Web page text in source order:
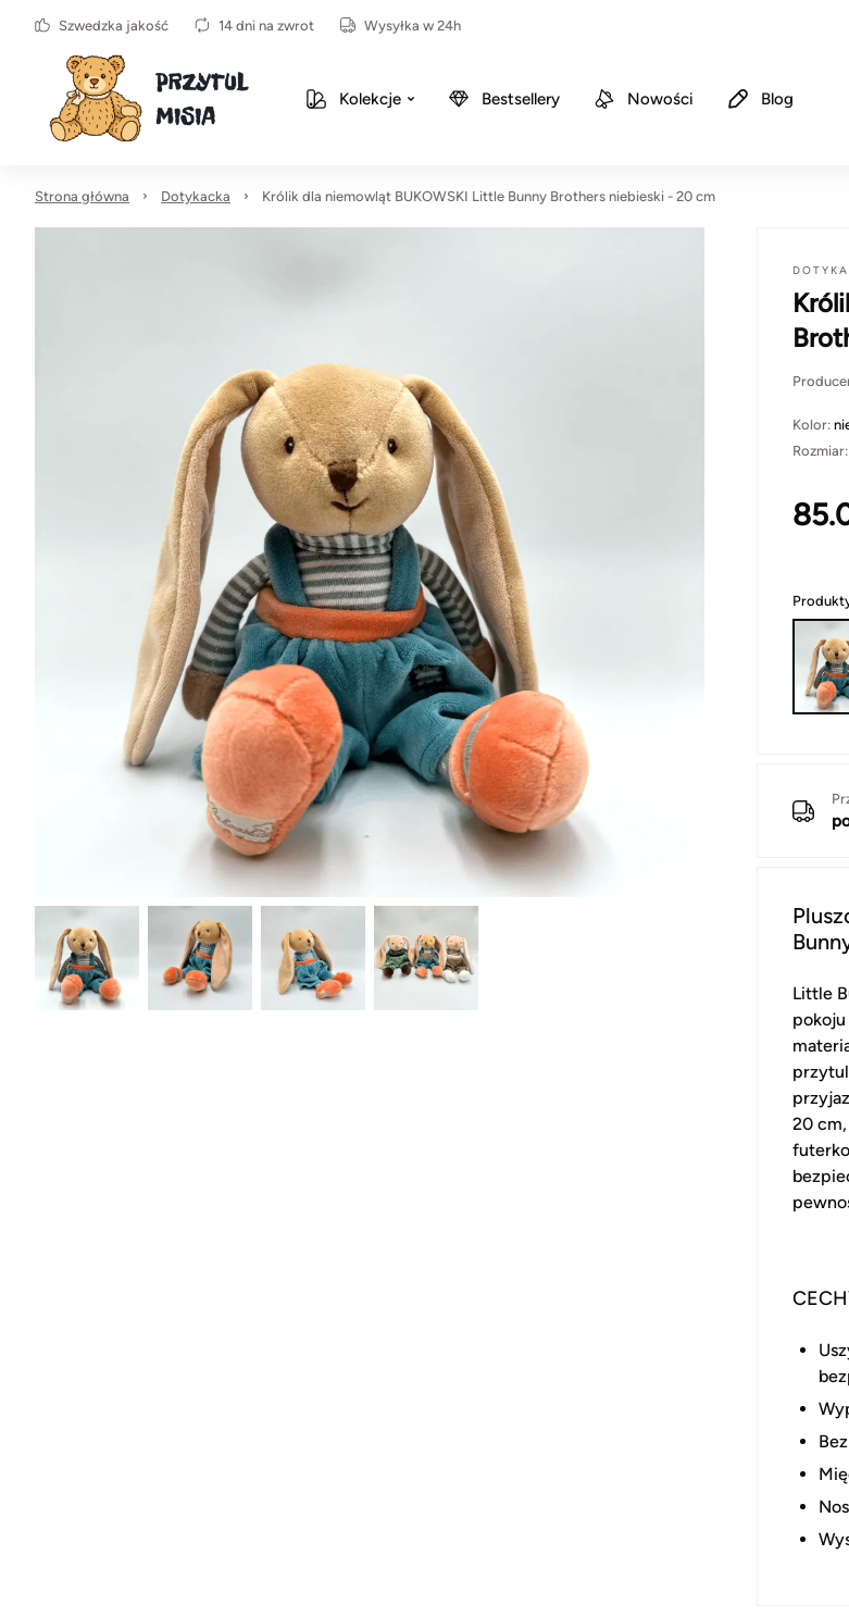
Szwedzka jakość 14 dni na zwrot Wysyłka w 24h
Kolekcje Bestsellery Nowości Blog
Strona główna Dotykacka Królik dla niemowląt BUKOWSKI Little Bunny Brothers niebieski - 20 cm
Kolor:
Rozmiar:
Little
20